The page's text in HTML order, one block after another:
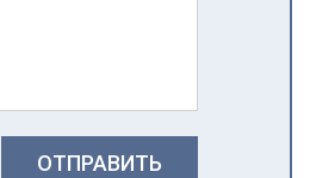
ОТПРАВИТЬ